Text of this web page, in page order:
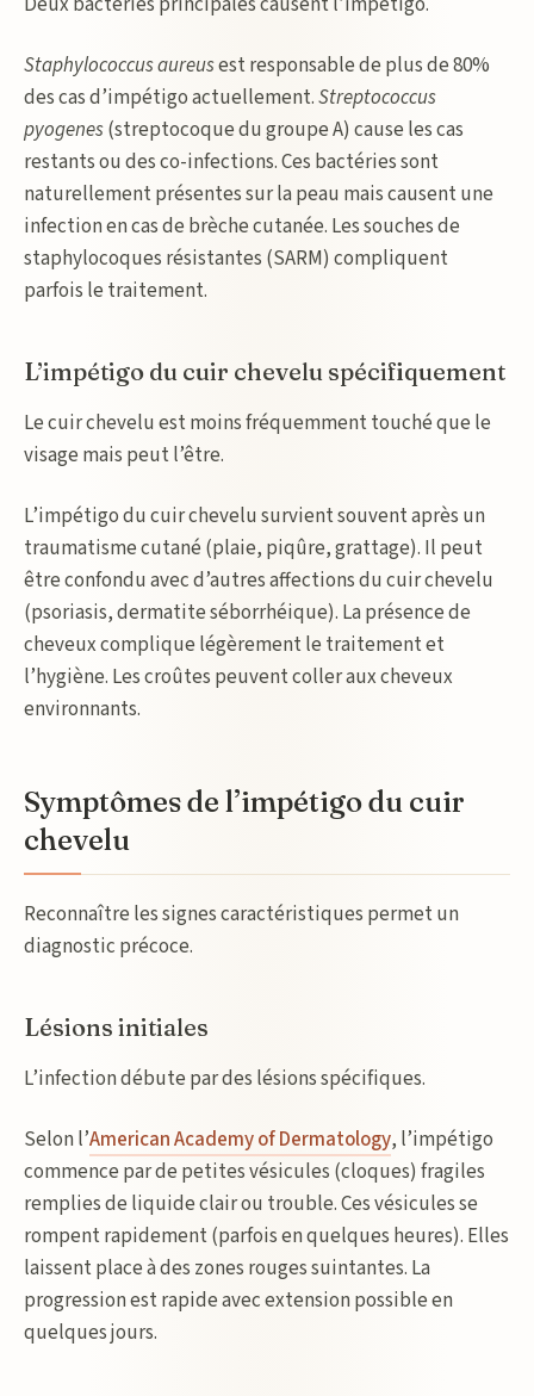
Staphylococcus aureusest responsable de plus de 80%
des cas d’impétigo actuellement.Streptococcus
pyogenes(streptocoque du groupe A) cause les cas
restants ou des co-infections. Ces bactéries sont
naturellement présentes sur la peau mais causent une
infection en cas de brèche cutanée. Les souches de
staphylocoques résistantes (SARM) compliquent
parfois le traitement.
L’impétigo du cuir chevelu spécifiquement
Le cuir chevelu est moins fréquemment touché que le
visage mais peut l’être.
L’impétigo du cuir chevelu survient souvent après un
traumatisme cutané (plaie, piqûre, grattage). Il peut
être confondu avec d’autres affections du cuir chevelu
(psoriasis, dermatite séborrhéique). La présence de
cheveux complique légèrement le traitement et
l’hygiène. Les croûtes peuvent coller aux cheveux
environnants.
Symptômes de l’impétigo du cuir
chevelu
Reconnaître les signes caractéristiques permet un
diagnostic précoce.
Lésions initiales
L’infection débute par des lésions spécifiques.
Selon l’American Academy of Dermatology, l’impétigo
commence par de petites vésicules (cloques) fragiles
remplies de liquide clair ou trouble. Ces vésicules se
rompent rapidement (parfois en quelques heures). Elles
laissent place à des zones rouges suintantes. La
progression est rapide avec extension possible en
quelques jours.